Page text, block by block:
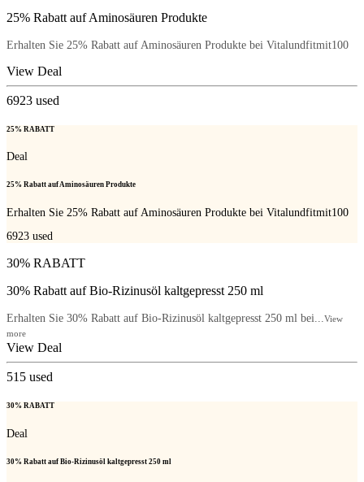
25% Rabatt auf Aminosäuren Produkte
Erhalten Sie 25% Rabatt auf Aminosäuren Produkte bei Vitalundfitmit100
View Deal
6923 used
25% RABATT
Deal
25% Rabatt auf Aminosäuren Produkte
Erhalten Sie 25% Rabatt auf Aminosäuren Produkte bei Vitalundfitmit100
6923 used
30% RABATT
30% Rabatt auf Bio-Rizinusöl kaltgepresst 250 ml
Erhalten Sie 30% Rabatt auf Bio-Rizinusöl kaltgepresst 250 ml bei...View
more
View Deal
515 used
30% RABATT
Deal
30% Rabatt auf Bio-Rizinusöl kaltgepresst 250 ml